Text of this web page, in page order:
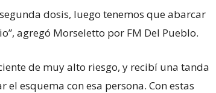
dosis, luego tenemos que abarcar
agregó Morseletto por FM Del Pueblo.
de muy alto riesgo, y recibí una tanda
esquema con esa persona. Con estas